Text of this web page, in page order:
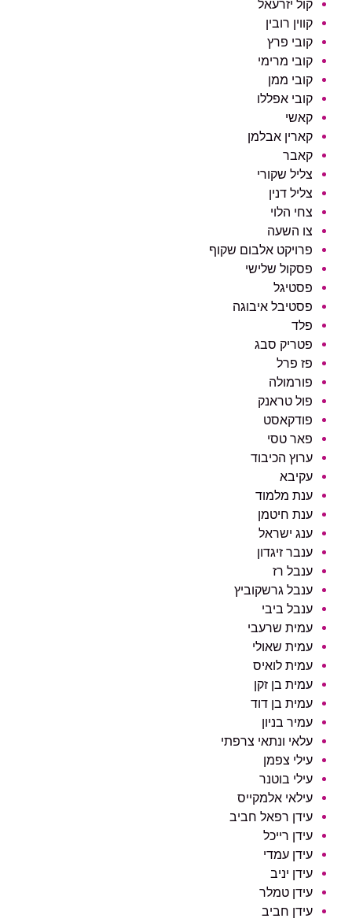
קול יזרעאל
קווין רובין
קובי פרץ
קובי מרימי
קובי ממן
קובי אפללו
קאשי
קארין אבלמן
קאבר
צליל שקורי
צליל דנין
צחי הלוי
צו השעה
פרויקט אלבום שקוף
פסקול שלישי
פסטיגל
פסטיבל איבוגה
פלד
פטריק סבג
פז פרל
פורמולה
פול טראנק
פודקאסט
פאר טסי
ערוץ הכיבוד
עקיבא
ענת מלמוד
ענת חיטמן
ענג ישראל
ענבר זיגדון
ענבל רז
ענבל גרשקוביץ
ענבל ביבי
עמית שרעבי
עמית שאולי
עמית לואיס
עמית בן זקן
עמית בן דוד
עמיר בניון
עלאי ונתאי צרפתי
עילי צפמן
עילי בוטנר
עילאי אלמקייס
עידן רפאל חביב
עידן רייכל
עידן עמדי
עידן יניב
עידן טמלר
עידן חביב